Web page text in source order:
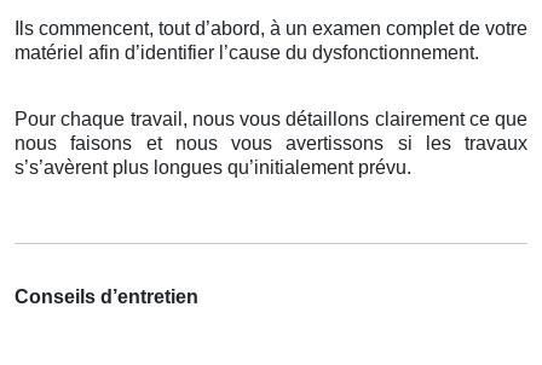
Ils commencent, tout d’abord, à un examen complet de votre
matériel afin d’identifier l’cause du dysfonctionnement.
Pour chaque travail, nous vous détaillons clairement ce que
nous faisons et nous vous avertissons si les travaux
s’s’avèrent plus longues qu’initialement prévu.
Conseils d’entretien